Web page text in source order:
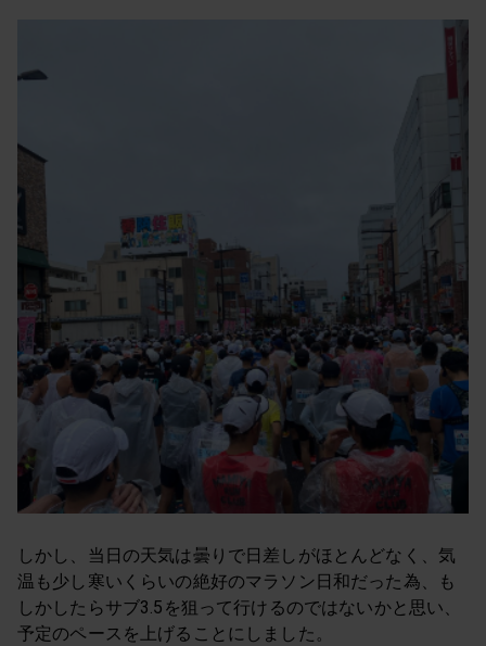
しかし、当日の天気は曇りで日差しがほとんどなく、気
温も少し寒いくらいの絶好のマラソン日和だった為、も
しかしたらサブ3.5を狙って行けるのではないかと思い、
予定のペースを上げることにしました。